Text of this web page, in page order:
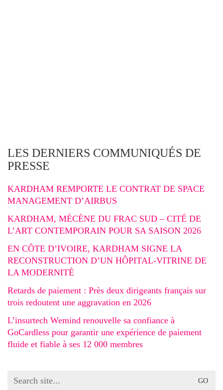
LES DERNIERS COMMUNIQUÉS DE
PRESSE
KARDHAM REMPORTE LE CONTRAT DE SPACE
MANAGEMENT D’AIRBUS
KARDHAM, MÉCÈNE DU FRAC SUD – CITÉ DE
L’ART CONTEMPORAIN POUR SA SAISON 2026
EN CÔTE D’IVOIRE, KARDHAM SIGNE LA
RECONSTRUCTION D’UN HÔPITAL-VITRINE DE
LA MODERNITÉ
Retards de paiement : Près deux dirigeants français sur
trois redoutent une aggravation en 2026
L’insurtech Wemind renouvelle sa confiance à
GoCardless pour garantir une expérience de paiement
fluide et fiable à ses 12 000 membres
Search